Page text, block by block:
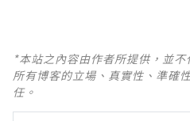
*本站之內容由作者所提供，並
所有博客的立場、真實性、準確
任。